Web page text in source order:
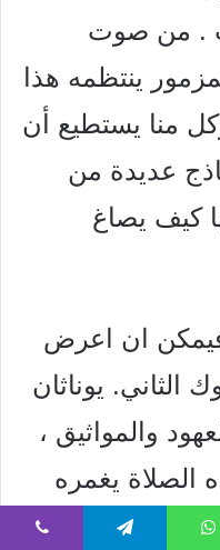
. من صوت
ينتظمه هذا
منا يستطيع أن
عديدة من
كيف يصاغ
فيمكن ان اعرض
الثاني. يوناثان
والمواثيق ،
الصلاة يغمره
، فيقدم